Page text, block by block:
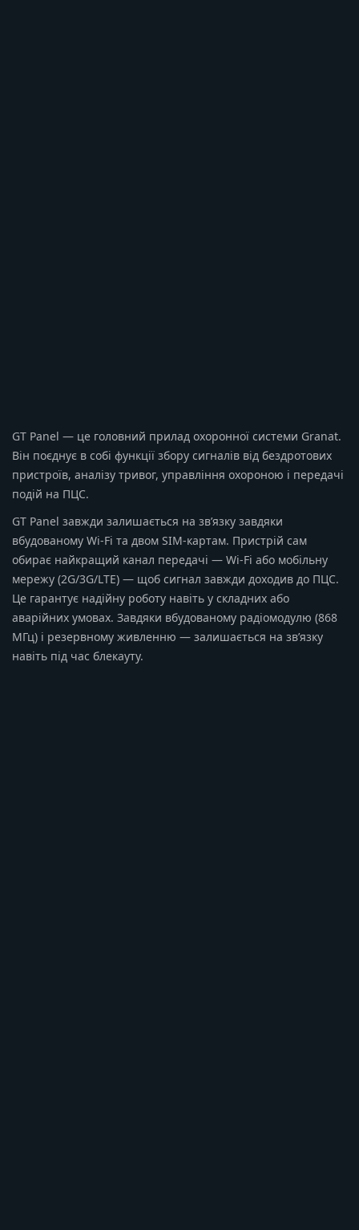
GT Panel — це головний прилад охоронної системи Granat.
Він поєднує в собі функції збору сигналів від бездротових
пристроїв, аналізу тривог, управління охороною і передачі
подій на ПЦС.
GT Panel завжди залишається на зв’язку завдяки
вбудованому Wi-Fi та двом SIM-картам. Пристрій сам
обирає найкращий канал передачі — Wi-Fi або мобільну
мережу (2G/3G/LTE) — щоб сигнал завжди доходив до ПЦС.
Це гарантує надійну роботу навіть у складних або
аварійних умовах. Завдяки вбудованому радіомодулю (868
МГц) і резервному живленню — залишається на зв’язку
навіть під час блекауту.